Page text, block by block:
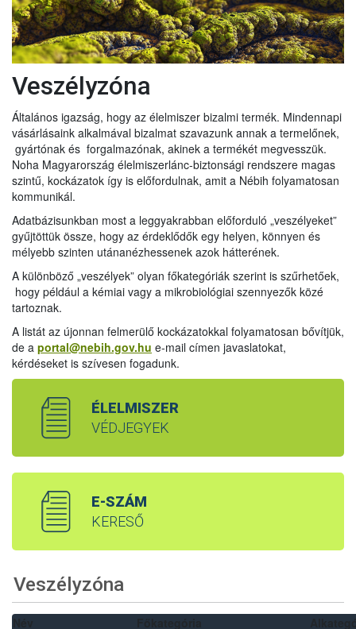
Veszélyzóna
Általános igazság, hogy az élelmiszer bizalmi termék. Mindennapi
vásárlásaink alkalmával bizalmat szavazunk annak a termelőnek,
gyártónak és forgalmazónak, akinek a termékét megvesszük.
Noha Magyarország élelmiszerlánc-biztonsági rendszere magas
szintű, kockázatok így is előfordulnak, amit a Nébih folyamatosan
kommunikál.
Adatbázisunkban most a leggyakrabban előforduló „veszélyeket”
gyűjtöttük össze, hogy az érdeklődők egy helyen, könnyen és
mélyebb szinten utánanézhessenek azok hátterének.
A különböző „veszélyek” olyan főkategóriák szerint is szűrhetőek,
hogy például a kémiai vagy a mikrobiológiai szennyezők közé
tartoznak.
A listát az újonnan felmerülő kockázatokkal folyamatosan bővítjük,
de a portal@nebih.gov.hu e-mail címen javaslatokat,
kérdéseket is szívesen fogadunk.
ÉLELMISZER
VÉDJEGYEK
E-SZÁM
KERESŐ
Veszélyzóna